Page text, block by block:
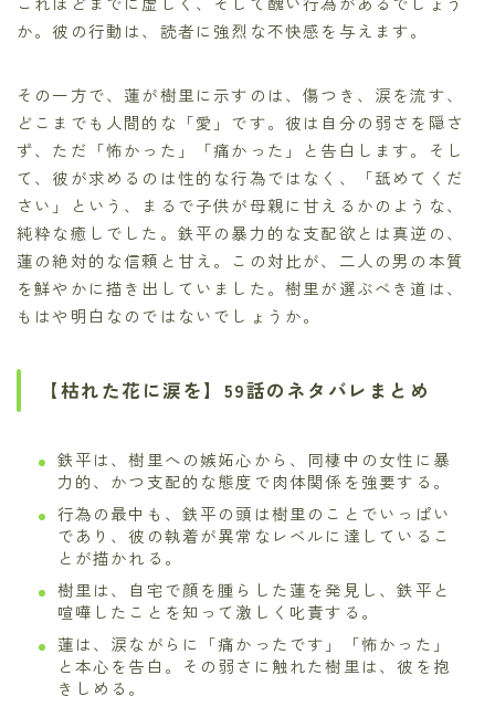
か。彼の行動は、読者に強烈な不快感を与えます。
その一方で、蓮が樹里に示すのは、傷つき、涙を流す、
どこまでも人間的な「愛」です。彼は自分の弱さを隠さ
ず、ただ「怖かった」「痛かった」と告白します。そし
て、彼が求めるのは性的な行為ではなく、「舐めてくだ
さい」という、まるで子供が母親に甘えるかのような、
純粋な癒しでした。鉄平の暴力的な支配欲とは真逆の、
蓮の絶対的な信頼と甘え。この対比が、二人の男の本質
を鮮やかに描き出していました。樹里が選ぶべき道は、
もはや明白なのではないでしょうか。
【枯れた花に涙を】59話のネタバレまとめ
鉄平は、樹里への嫉妬心から、同棲中の女性に暴
力的、かつ支配的な態度で肉体関係を強要する。
行為の最中も、鉄平の頭は樹里のことでいっぱい
であり、彼の執着が異常なレベルに達しているこ
とが描かれる。
樹里は、自宅で顔を腫らした蓮を発見し、鉄平と
喧嘩したことを知って激しく叱責する。
蓮は、涙ながらに「痛かったです」「怖かった」
と本心を告白。その弱さに触れた樹里は、彼を抱
きしめる。